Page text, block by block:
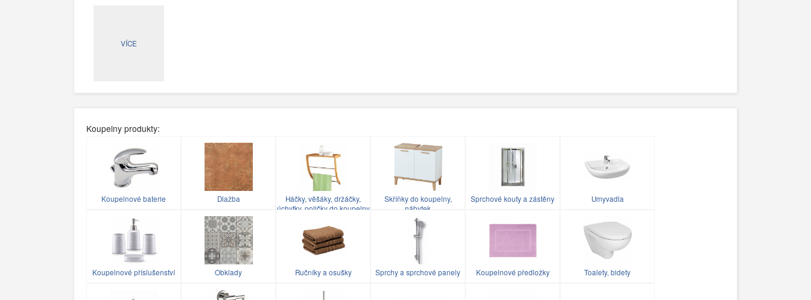
VÍCE
Koupelny produkty:
Koupelnové baterie Dlažba
Háčky, věšáky, držáčky,
úchytky, poličky do koupelny
Skříňky do koupelny,
nábytek
Sprchové kouty a zástěny Umyvadla
Koupelnové příslušenství Obklady Ručníky a osušky Sprchy a sprchové panely Koupelnové předložky Toalety, bidety